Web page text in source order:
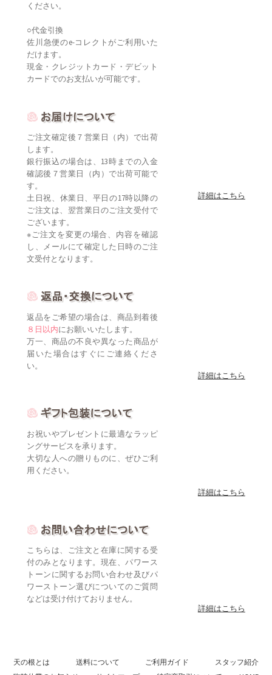
ください。
○代金引換
佐川急便のe-コレクトがご利用いた
だけます。
現金・クレジットカード・デビット
カードでのお支払いが可能です。
ご注文確定後７営業日（内）で出荷
します。
銀行振込の場合は、13時までの入金
確認後７営業日（内）で出荷可能で
す。
土日祝、休業日、平日の17時以降の
ご注文は、翌営業日のご注文受付で
ございます。
※ご注文を変更の場合、内容を確認
し、メールにて確定した日時のご注
文受付となります。
詳細はこちら
返品をご希望の場合は、商品到着後
８日以内にお願いいたします。
万一、商品の不良や異なった商品が
届いた場合はすぐにご連絡くださ
い。
詳細はこちら
お祝いやプレゼントに最適なラッピ
ングサービスを承ります。
大切な人への贈りものに、ぜひご利
用ください。
詳細はこちら
こちらは、ご注文と在庫に関する受
付のみとなります。現在、パワース
トーンに関するお問い合わせ及びパ
ワーストーン選びについてのご質問
などは受け付けておりません。
詳細はこちら
天の根とは 送料について ご利用ガイド
スタッフ紹介